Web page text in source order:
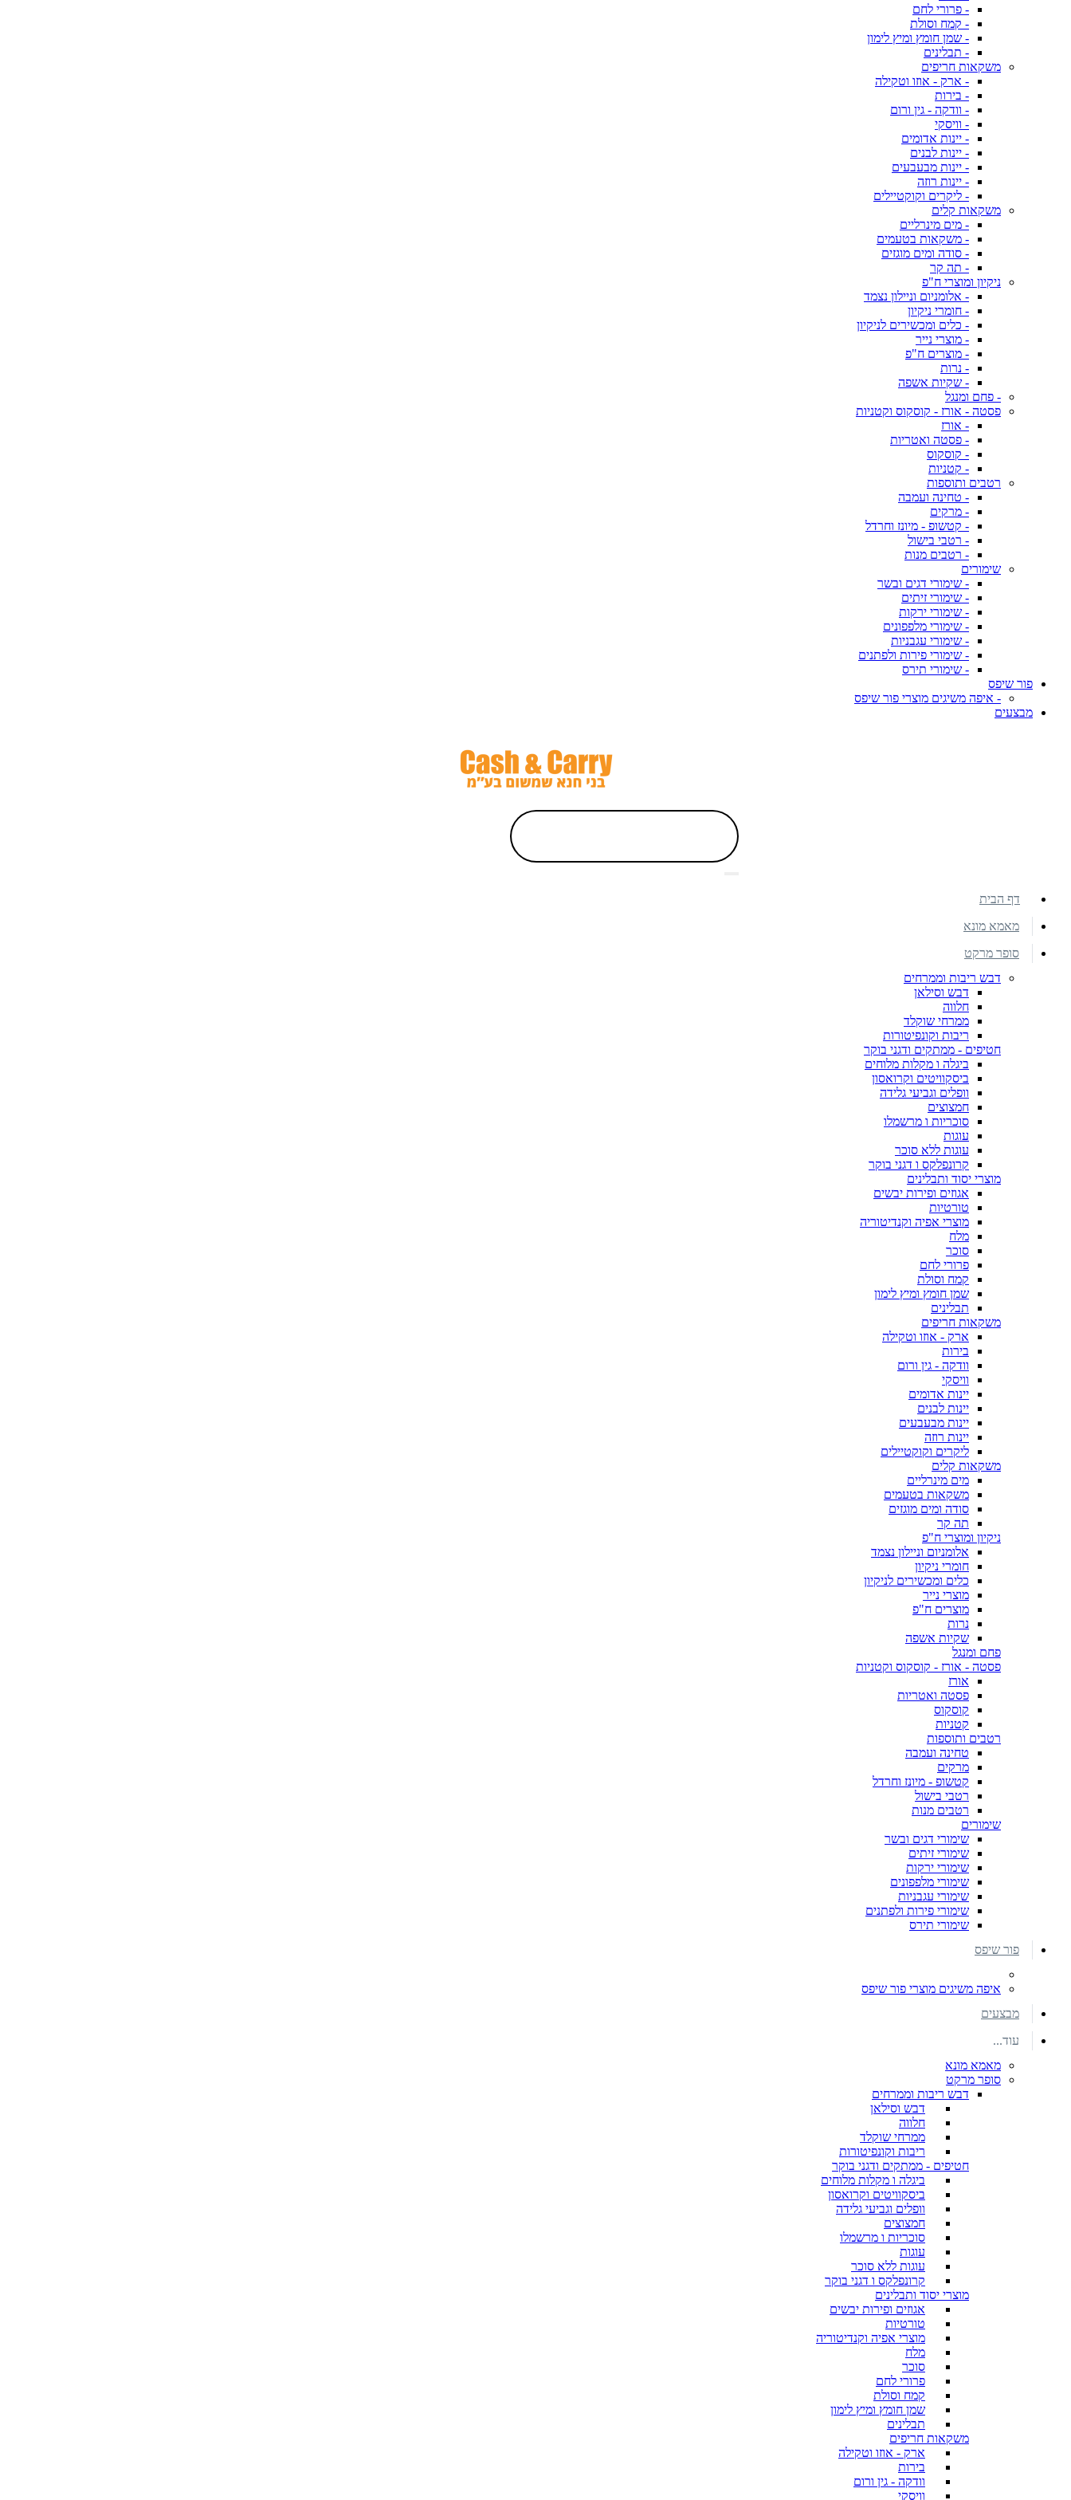
- פרורי לחם
- קמח וסולת
- שמן חומץ ומיץ לימון
- תבלינים
משקאות חריפים
- ארק - אוזו וטקילה
- בירות
- וודקה - גין ורום
- וויסקי
- יינות אדומים
- יינות לבנים
- יינות מבעבעים
- יינות רוזה
- ליקרים וקוקטיילים
משקאות קלים
- מים מינרליים
- משקאות בטעמים
- סודה ומים מוגזים
- תה קר
ניקיון ומוצרי ח"פ
- אלומניום וניילון נצמד
- חומרי ניקיון
- כלים ומכשירים לניקיון
- מוצרי נייר
- מוצרים ח"פ
- נרות
- שקיות אשפה
- פחם ומנגל
פסטה - אורז - קוסקוס וקטניות
- אורז
- פסטה ואטריות
- קוסקוס
- קטניות
רטבים ותוספות
- טחינה ועמבה
- מרקים
- קטשופ - מיונז וחרדל
- רטבי בישול
- רטבים מנות
שימורים
- שימורי דגים ובשר
- שימורי זיתים
- שימורי ירקות
- שימורי מלפפונים
- שימורי עגבניות
- שימורי פירות ולפתנים
- שימורי תירס
פור שיפס
- איפה משיגים מוצרי פור שיפס
מבצעים
דף הבית
מאמא מונא
סופר מרקט
דבש ריבות וממרחים
דבש וסילאן
חלווה
ממרחי שוקלד
ריבות וקונפיטורות
חטיפים - ממתקים ודגני בוקר
ביגלה ו מקלות מלוחים
ביסקוויטים וקרואסון
וופלים וגביעי גלידה
חמצוצים
סוכריות ו מרשמלו
עוגות
עוגות ללא סוכר
קרונפלקס ו דגני בוקר
מוצרי יסוד ותבלינים
אגוזים ופירות יבשים
טורטיות
מוצרי אפיה וקנדיטוריה
מלח
סוכר
פרורי לחם
קמח וסולת
שמן חומץ ומיץ לימון
תבלינים
משקאות חריפים
ארק - אוזו וטקילה
בירות
וודקה - גין ורום
וויסקי
יינות אדומים
יינות לבנים
יינות מבעבעים
יינות רוזה
ליקרים וקוקטיילים
משקאות קלים
מים מינרליים
משקאות בטעמים
סודה ומים מוגזים
תה קר
ניקיון ומוצרי ח"פ
אלומניום וניילון נצמד
חומרי ניקיון
כלים ומכשירים לניקיון
מוצרי נייר
מוצרים ח"פ
נרות
שקיות אשפה
פחם ומנגל
פסטה - אורז - קוסקוס וקטניות
אורז
פסטה ואטריות
קוסקוס
קטניות
רטבים ותוספות
טחינה ועמבה
מרקים
קטשופ - מיונז וחרדל
רטבי בישול
רטבים מנות
שימורים
שימורי דגים ובשר
שימורי זיתים
שימורי ירקות
שימורי מלפפונים
שימורי עגבניות
שימורי פירות ולפתנים
שימורי תירס
פור שיפס
איפה משיגים מוצרי פור שיפס
מבצעים
עוד...
מאמא מונא
סופר מרקט
דבש ריבות וממרחים
דבש וסילאן
חלווה
ממרחי שוקלד
ריבות וקונפיטורות
חטיפים - ממתקים ודגני בוקר
ביגלה ו מקלות מלוחים
ביסקוויטים וקרואסון
וופלים וגביעי גלידה
חמצוצים
סוכריות ו מרשמלו
עוגות
עוגות ללא סוכר
קרונפלקס ו דגני בוקר
מוצרי יסוד ותבלינים
אגוזים ופירות יבשים
טורטיות
מוצרי אפיה וקנדיטוריה
מלח
סוכר
פרורי לחם
קמח וסולת
שמן חומץ ומיץ לימון
תבלינים
משקאות חריפים
ארק - אוזו וטקילה
בירות
וודקה - גין ורום
וויסקי